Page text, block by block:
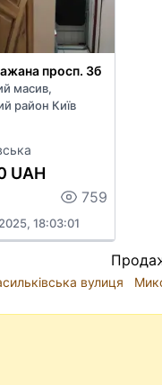
просп. 3б
масив,
район Київ
UAH
759
18:03:01
вулиця